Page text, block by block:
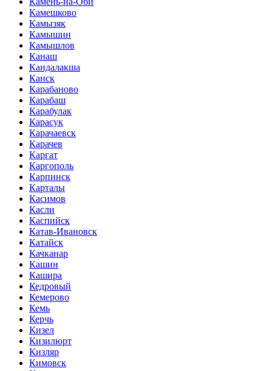
Камешково
Камызяк
Камышин
Камышлов
Канаш
Кандалакша
Канск
Карабаново
Карабаш
Карабулак
Карасук
Карачаевск
Карачев
Каргат
Каргополь
Карпинск
Карталы
Касимов
Касли
Каспийск
Катав-Ивановск
Катайск
Качканар
Кашин
Кашира
Кедровый
Кемерово
Кемь
Керчь
Кизел
Кизилюрт
Кизляр
Кимовск